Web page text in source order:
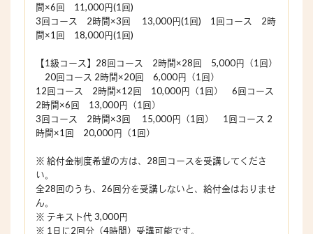
間×6回 11,000円(1回)
3回コース 2時間×3回 13,000円(1回) 1回コース 2時
間×1回 18,000円(1回)
【1級コース】28回コース 2時間×28回 5,000円（1回）
20回コース 2時間×20回 6,000円（1回）
12回コース 2時間×12回 10,000円（1回） 6回コース
2時間×6回 13,000円（1回）
3回コース 2時間×3回 15,000円（1回） 1回コース 2
時間×1回 20,000円（1回）
※ 給付金制度希望の方は、28回コースを受講してくださ
い。
全28回のうち、26回分を受講しないと、給付金はおりませ
ん。
※ テキスト代 3,000円
※ 1日に2回分（4時間）受講可能です。